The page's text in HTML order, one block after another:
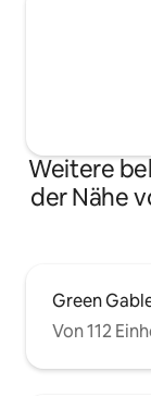
Weitere
der Nähe
Green
Von 112